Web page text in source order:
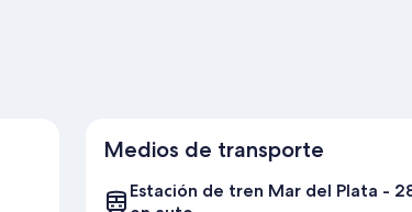
Medios de transporte
Estación de tren Mar del Plata -